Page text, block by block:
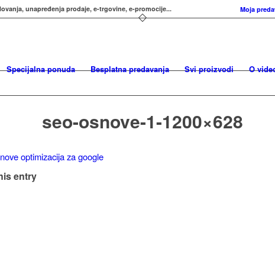
Moja
unapređenja prodaje, e-trgovine, e-promocije...
Specijalna ponuda Besplatna predavanja Svi proizvodi O
seo-osnove-1-1200×628
entry